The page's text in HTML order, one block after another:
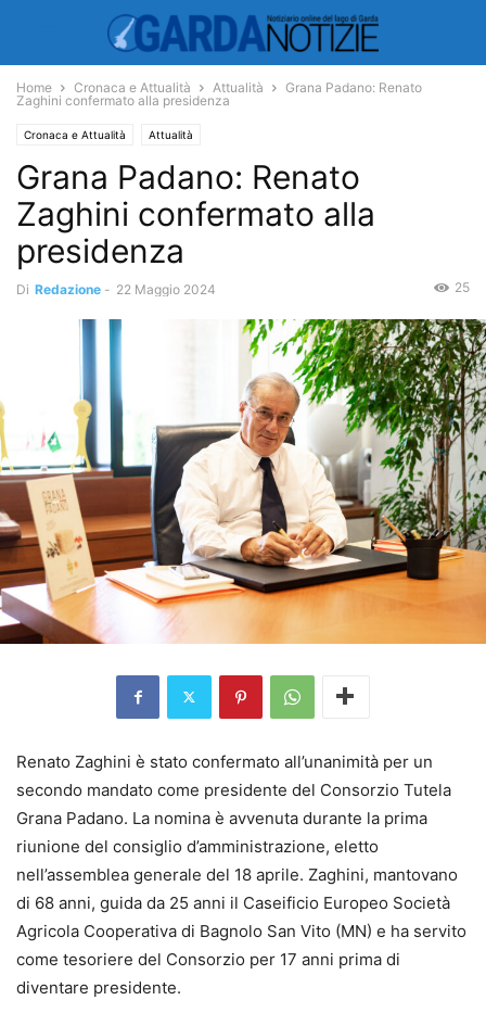
Home Cronaca e Attualità Attualità
Grana Padano: Renato
Zaghini confermato alla presidenza
Cronaca e Attualità Attualità
Grana Padano: Renato
Zaghini confermato alla
presidenza
Di Redazione - 22 Maggio 2024 25
Renato Zaghini è stato confermato all’unanimità per un
secondo mandato come presidente del Consorzio Tutela
Grana Padano. La nomina è avvenuta durante la prima
riunione del consiglio d’amministrazione, eletto
nell’assemblea generale del 18 aprile. Zaghini, mantovano
di 68 anni, guida da 25 anni il Caseificio Europeo Società
Agricola Cooperativa di Bagnolo San Vito (MN) e ha servito
come tesoriere del Consorzio per 17 anni prima di
diventare presidente.